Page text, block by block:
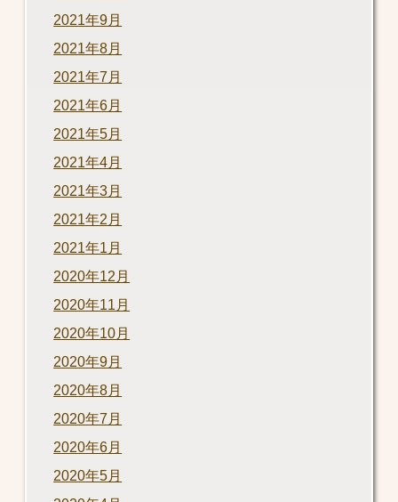
2021年9月
2021年8月
2021年7月
2021年6月
2021年5月
2021年4月
2021年3月
2021年2月
2021年1月
2020年12月
2020年11月
2020年10月
2020年9月
2020年8月
2020年7月
2020年6月
2020年5月